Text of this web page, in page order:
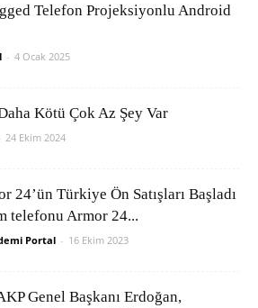
Telefon Projeksiyonlu Android
- 4 Ocak 2025
Kötü Çok Az Şey Var
24 Ekim 2024
24’ün Türkiye Ön Satışları Başladı
telefonu Armor 24...
Portal - 16 Ekim 2023
Genel Başkanı Erdoğan,